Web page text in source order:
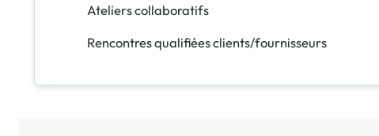
Ateliers collaboratifs
Rencontres qualifiées clients/fournisseurs